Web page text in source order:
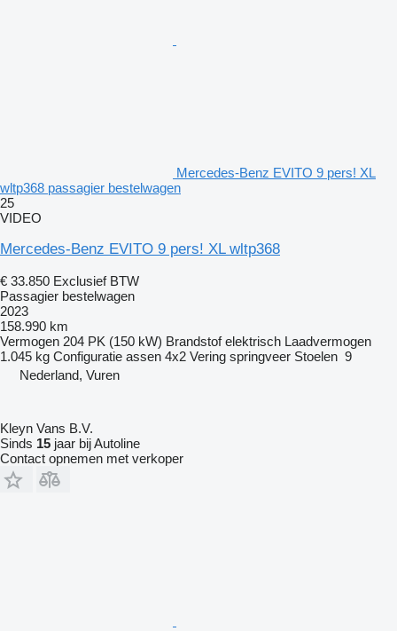
Mercedes-Benz EVITO 9 pers! XL
wltp368 passagier bestelwagen
25
VIDEO
Mercedes-Benz EVITO 9 pers! XL wltp368
€ 33.850 Exclusief BTW
Passagier bestelwagen
2023
158.990 km
Vermogen 204 PK (150 kW) Brandstof elektrisch Laadvermogen
1.045 kg Configuratie assen 4x2 Vering springveer Stoelen 9
Nederland, Vuren
Kleyn Vans B.V.
Sinds 15 jaar bij Autoline
Contact opnemen met verkoper